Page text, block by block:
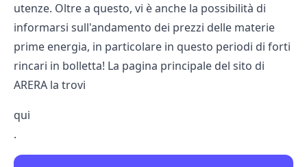
utenze. Oltre a questo, vi è anche la possibilità di
informarsi sull'andamento dei prezzi delle materie
prime energia, in particolare in questo periodi di forti
rincari in bolletta! La pagina principale del sito di
ARERA la trovi
qui
.